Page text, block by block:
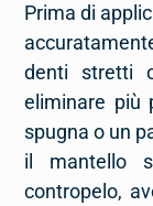
Prima di
denti stretti
eliminare più
spugna o un
il mantello
contropelo,